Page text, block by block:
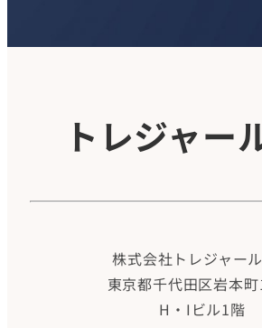
トレジャー
株式会社トレジャー
東京都千代田区岩本
H・Iビル1階